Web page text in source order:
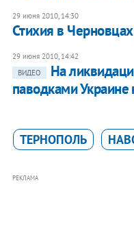
29 июня 2010, 14:30
Стихия в
29 июня 2010, 14:42
ВИДЕО
На
паводками Украине
ТЕРНОПОЛЬ
РЕКЛАМА